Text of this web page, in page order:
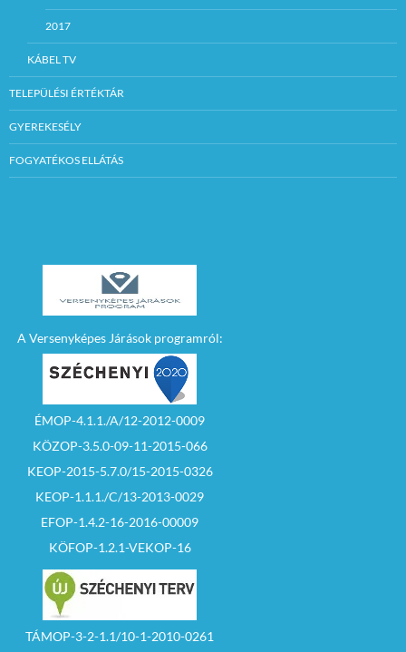
2017
KÁBEL TV
TELEPÜLÉSI ÉRTÉKTÁR
GYEREKESÉLY
FOGYATÉKOS ELLÁTÁS
A Versenyképes Járások programról:
ÉMOP-4.1.1./A/12-2012-0009
KÖZOP-3.5.0-09-11-2015-066
KEOP-2015-5.7.0/15-2015-0326
KEOP-1.1.1./C/13-2013-0029
EFOP-1.4.2-16-2016-00009
KÖFOP-1.2.1-VEKOP-16
TÁMOP-3-2-1.1/10-1-2010-0261